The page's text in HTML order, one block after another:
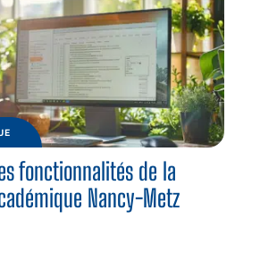
fonctionnalités de la
Nancy-Metz